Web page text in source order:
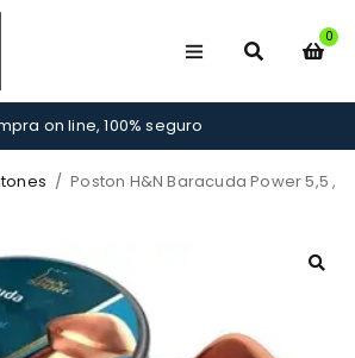
0
on line, 100% seguro
/ Poston H&N Baracuda Power 5,5 ,